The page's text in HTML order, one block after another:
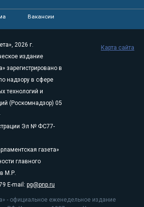
Вакансии
2026 г.
издание
зарегистрировано в
надзору в сфере
технологий и
(Роскомнадзор) 05
Эл № ФС77-
газета»
главного
М.Р.
E-mail: pg@pnp.ru
- официальное еженедельное издание
Карта сайта